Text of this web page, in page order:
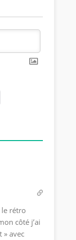
le rétro
côté j’ai
» avec